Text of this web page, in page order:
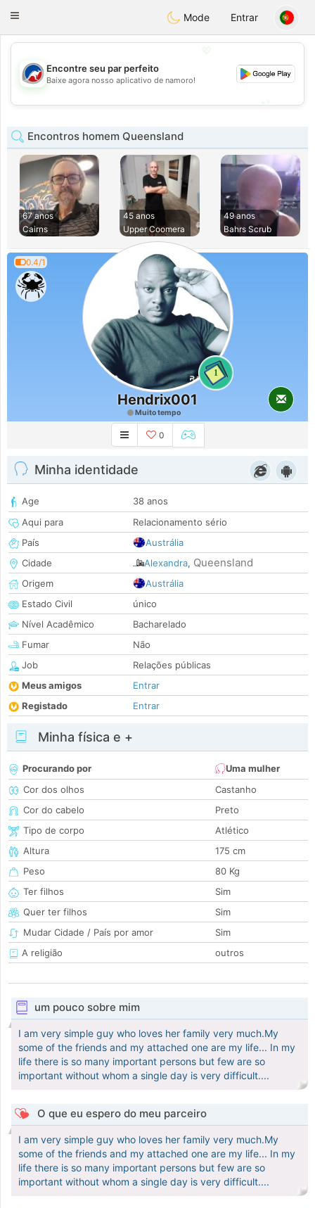
Australia Chat
Toggle
Mode Entrar
💖
💕
Encontre seu par perfeito
Baixe agora nosso aplicativo de namoro!
Encontros homem Queensland
67 anos
Cairns
45 anos
Upper Coomera
49 anos
Bahrs Scrub
0.4/1
1
Hendrix001
Muito tempo
0
Minha identidade
Age
38 anos
Aqui para
Relacionamento sério
País
Austrália
Cidade
Alexandra, Queensland
Origem
Austrália
Estado Civil
único
Nível Acadêmico
Bacharelado
Fumar
Não
Job
Relações públicas
Meus amigos
Entrar
Registado
Entrar
Minha física e +
Procurando por
Uma mulher
Cor dos olhos
Castanho
Cor do cabelo
Preto
Tipo de corpo
Atlético
Altura
175 cm
Peso
80 Kg
Ter filhos
Sim
Quer ter filhos
Sim
Mudar Cidade / País por amor
Sim
A religião
outros
um pouco sobre mim
I am very simple guy who loves her family very much.My
some of the friends and my attached one are my life... In my
life there is so many important persons but few are so
important without whom a single day is very difficult....
O que eu espero do meu parceiro
I am very simple guy who loves her family very much.My
some of the friends and my attached one are my life... In my
life there is so many important persons but few are so
important without whom a single day is very difficult....